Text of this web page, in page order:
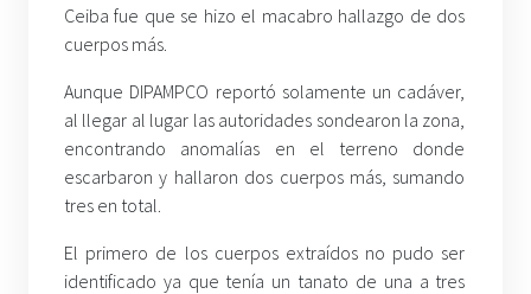
Ceiba fue que se hizo el macabro hallazgo de dos
cuerpos más.
Aunque DIPAMPCO reportó solamente un cadáver,
al llegar al lugar las autoridades sondearon la zona,
encontrando anomalías en el terreno donde
escarbaron y hallaron dos cuerpos más, sumando
tres en total.
El primero de los cuerpos extraídos no pudo ser
identificado ya que tenía un tanato de una a tres